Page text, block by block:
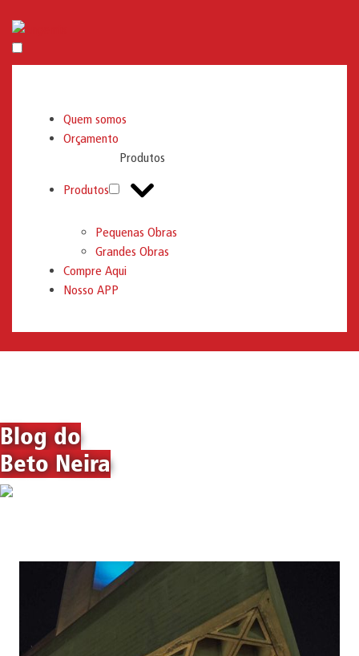
Engemix
Quem somos
Orçamento
Produtos
Produtos
Pequenas Obras
Grandes Obras
Compre Aqui
Nosso APP
Blog do
Beto Neira